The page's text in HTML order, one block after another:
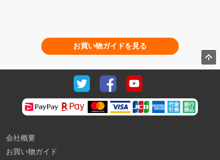
お買い物ガイドを見る
会社概要
お買い物ガイド